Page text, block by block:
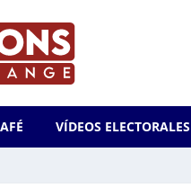
VÍDEOS ELECTORALES